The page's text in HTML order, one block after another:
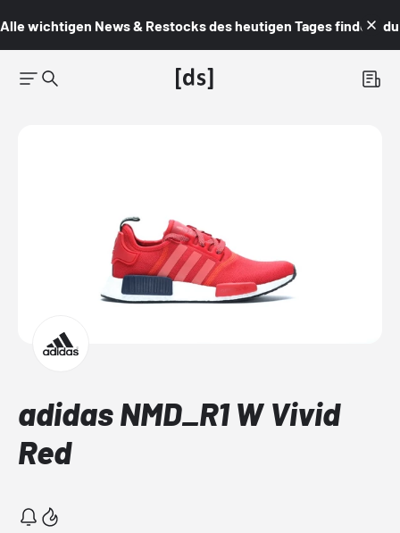
Alle wichtigen News & Restocks des heutigen Tages findest du
adidas NMD_R1 W Vivid
Red